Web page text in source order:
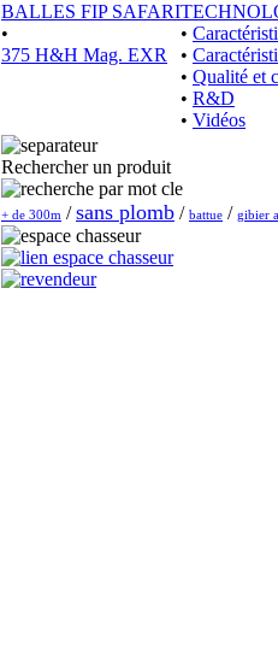
BALLES FIP SAFARI
•
375 H&H Mag. EXR
•
•
• Qualité et
• R&D
• Vidéos
Rechercher un produit
+ de 300m / sans plomb / battue / gibier